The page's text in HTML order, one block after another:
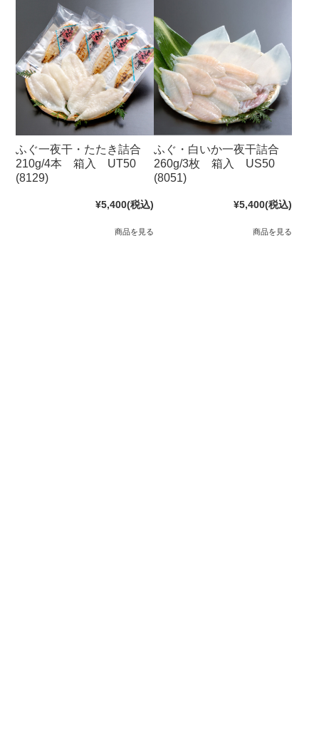
ふぐ一夜干・たたき詰合
210g/4本 箱入 UT50
(8129)
¥5,400(税込)
商品を見る
ふぐ・白いか一夜干詰合
260g/3枚 箱入 US50
(8051)
¥5,400(税込)
商品を見る